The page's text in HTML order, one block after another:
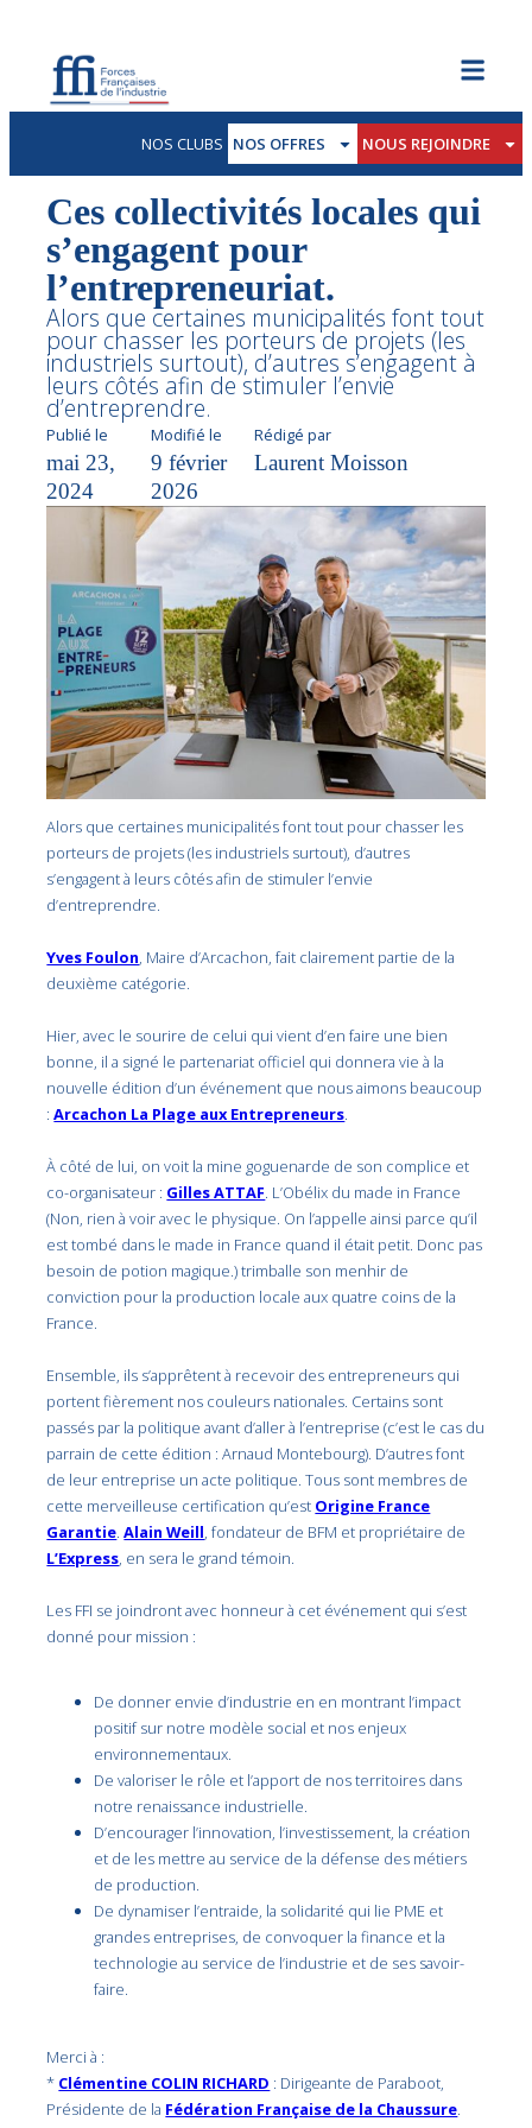
NOS CLUBS NOS OFFRES NOUS REJOINDRE
Ces collectivités locales qui
s’engagent pour
l’entrepreneuriat.
Alors que certaines municipalités font tout
pour chasser les porteurs de projets (les
industriels surtout), d’autres s’engagent à
leurs côtés afin de stimuler l’envie
d’entreprendre.
Publié le
mai 23,
2024
Modifié le
9 février
2026
Rédigé par
Laurent Moisson
Alors que certaines municipalités font tout pour chasser les
porteurs de projets (les industriels surtout), d’autres
s’engagent à leurs côtés afin de stimuler l’envie
d’entreprendre.
Yves Foulon, Maire d’Arcachon, fait clairement partie de la
deuxième catégorie.
Hier, avec le sourire de celui qui vient d’en faire une bien
bonne, il a signé le partenariat officiel qui donnera vie à la
nouvelle édition d’un événement que nous aimons beaucoup
:Arcachon La Plage aux Entrepreneurs.
À côté de lui, on voit la mine goguenarde de son complice et
co-organisateur : Gilles ATTAF. L’Obélix du made in France
(Non, rien à voir avec le physique. On l’appelle ainsi parce qu’il
est tombé dans le made in France quand il était petit. Donc pas
besoin de potion magique.) trimballe son menhir de
conviction pour la production locale aux quatre coins de la
France.
Ensemble, ils s’apprêtent à recevoir des entrepreneurs qui
portent fièrement nos couleurs nationales. Certains sont
passés par la politique avant d’aller à l’entreprise (c’est le cas du
parrain de cette édition : Arnaud Montebourg). D’autres font
de leur entreprise un acte politique. Tous sont membres de
cette merveilleuse certification qu’est Origine France
Garantie.Alain Weill, fondateur de BFM et propriétaire de
L’Express, en sera le grand témoin.
Les FFI se joindront avec honneur à cet événement qui s’est
donné pour mission :
De donner envie d’industrie en en montrant l’impact
positif sur notre modèle social et nos enjeux
environnementaux.
De valoriser le rôle et l’apport de nos territoires dans
notre renaissance industrielle.
D’encourager l’innovation, l’investissement, la création
et de les mettre au service de la défense des métiers
de production.
De dynamiser l’entraide, la solidarité qui lie PME et
grandes entreprises, de convoquer la finance et la
technologie au service de l’industrie et de ses savoir-
faire.
Merci à :
* Clémentine COLIN RICHARD : Dirigeante de Paraboot,
Présidente de la Fédération Française de la Chaussure.